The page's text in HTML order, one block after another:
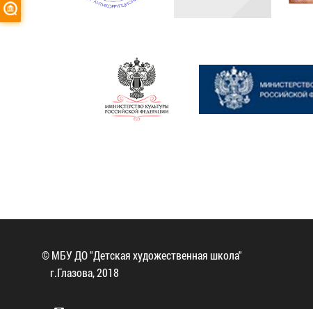
© МБУ ДО "Детская художественная школа"
г.Глазова, 2018